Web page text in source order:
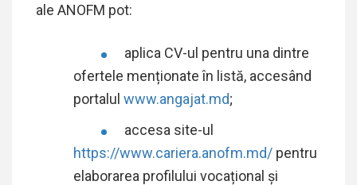
ale ANOFM pot:
aplica CV-ul pentru una dintre
ofertele menționate în listă, accesând
portalul www.angajat.md;
accesa site-ul
https://www.cariera.anofm.md/ pentru
elaborarea profilului vocațional și